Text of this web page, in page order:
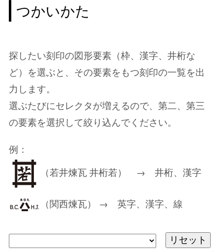
つかいかた
探したい刻印の図形要素（枠、漢字、井桁な
ど）を選ぶと、その要素をもつ刻印の一覧を出
力します。
選ぶたびにセレクタが増えるので、第二、第三
の要素を選択して絞り込んでください。
例：
（若井煉瓦 井桁若） → 井桁、漢字
（関西煉瓦） → 英字、漢字、線